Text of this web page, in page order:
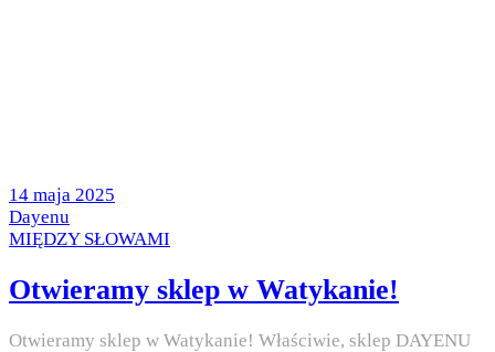
Posted
on
14 maja 2025
by
Dayenu
Posted
MIĘDZY SŁOWAMI
Otwieramy sklep w Watykanie!
Otwieramy sklep w Watykanie! Właściwie, sklep DAYENU